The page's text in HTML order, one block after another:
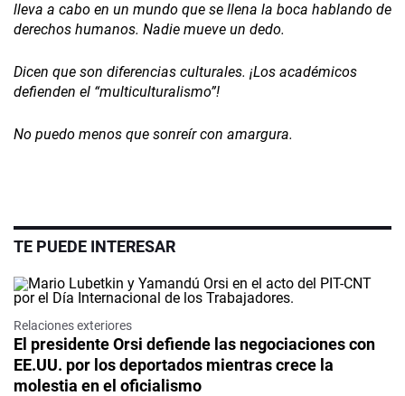
lleva a cabo en un mundo que se llena la boca hablando de
derechos humanos. Nadie mueve un dedo.
Dicen que son diferencias culturales. ¡Los académicos
defienden el “multiculturalismo”!
No puedo menos que sonreír con amargura.
TE PUEDE INTERESAR
Relaciones exteriores
El presidente Orsi defiende las negociaciones con
EE.UU. por los deportados mientras crece la
molestia en el oficialismo